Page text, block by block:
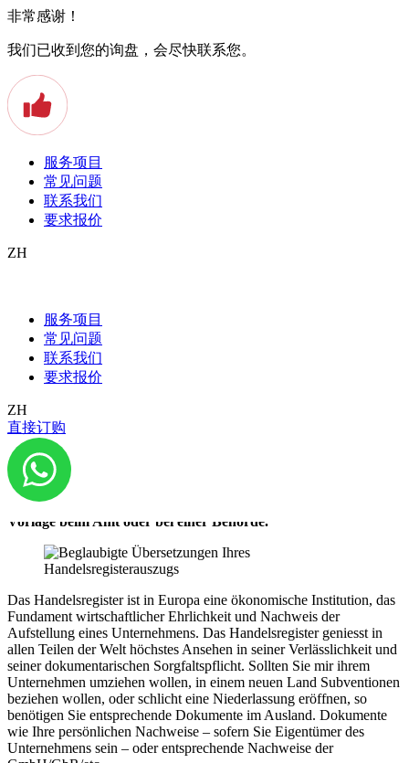
非常感谢！
我们已收到您的询盘，会尽快联系您。
服务项目
常见问题
联系我们
要求报价
ZH
服务项目
常见问题
联系我们
要求报价
ZH
直接订购
Handelsregisterauszugs
Sie benötigen eine beglaubigte
Übersetzung Ihres
Handelsregisterauszugs?
bei uns genau richtig.
Wir übersetzen Ihren Schweizer Handelsregisterauszug in Ihre
gewünschte Sprache. Auf Wunsch übersetzen wir auch Ihren
fremdsprachigen Handelsregisterauszug ins Deutsche zur
Vorlage beim Amt oder bei einer Behörde.
Das Handelsregister ist in Europa eine ökonomische Institution, das
Fundament wirtschaftlicher Ehrlichkeit und Nachweis der
Aufstellung eines Unternehmens. Das Handelsregister geniesst in
allen Teilen der Welt höchstes Ansehen in seiner Verlässlichkeit und
seiner dokumentarischen Sorgfaltspflicht. Sollten Sie mir ihrem
Unternehmen umziehen wollen, in einem neuen Land Subventionen
beziehen wollen, oder schlicht eine Niederlassung eröffnen, so
benötigen Sie entsprechende Dokumente im Ausland. Dokumente
wie Ihre persönlichen Nachweise – sofern Sie Eigentümer des
Unternehmens sein – oder entsprechende Nachweise der